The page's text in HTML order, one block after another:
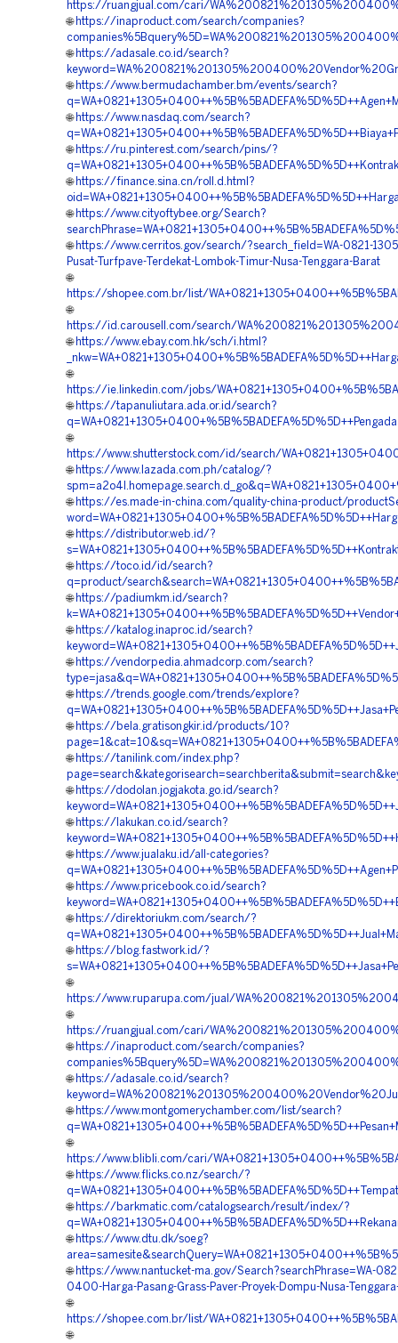
https://ruangjual.com/cari/
🌐 https://inaproduct.com/search/companies?
🌐 https://adasale.co.id/search?
🌐 https://www.bermudachamber.bm/events/search?
🌐 https://www.nasdaq.com/search?
🌐 https://ru.pinterest.com/search/pins/?
🌐 https://finance.sina.cn/roll.d.html?
🌐 https://www.cityoftybee.org/Search?
🌐 https://www.cerritos.gov/search/?search_field=WA-0821-
Pusat-Turfpave-Terdekat-Lombok-Timur-Nusa-Tenggara-Barat
🌐
https://shopee.com.br/list/
🌐
https://id.carousell.com/search/
🌐 https://www.ebay.com.hk/sch/i.html?
🌐
https://ie.linkedin.com/jobs/
🌐 https://tapanuliutara.ada.or.id/search?
🌐
https://www.shutterstock.com/id/search/
🌐 https://www.lazada.com.ph/catalog/?
🌐 https://es.made-in-china.com/quality-china-product/
🌐 https://distributor.web.id/?
🌐 https://toco.id/id/search?
q=product/
🌐 https://padiumkm.id/search?
🌐 https://katalog.inaproc.id/search?
🌐 https://vendorpedia.ahmadcorp.com/search?
🌐 https://trends.google.com/trends/explore?
🌐 https://bela.gratisongkir.id/products/10?
🌐 https://tanilink.com/index.php?
🌐 https://dodolan.jogjakota.go.id/search?
🌐 https://lakukan.co.id/search?
🌐 https://www.jualaku.id/all-categories?
🌐 https://www.pricebook.co.id/search?
🌐 https://direktoriukm.com/search/?
🌐 https://blog.fastwork.id/?
🌐
https://www.ruparupa.com/jual/
🌐
https://ruangjual.com/cari/
🌐 https://inaproduct.com/search/companies?
🌐 https://adasale.co.id/search?
🌐 https://www.montgomerychamber.com/list/search?
🌐
https://www.blibli.com/cari/
🌐 https://www.flicks.co.nz/search/?
🌐 https://barkmatic.com/catalogsearch/result/index/?
🌐 https://www.dtu.dk/soeg?
🌐 https://www.nantucket-ma.gov/Search?searchPhrase=WA-
0400-Harga-Pasang-Grass-Paver-Proyek-Dompu-Nusa-
🌐
https://shopee.com.br/list/
🌐